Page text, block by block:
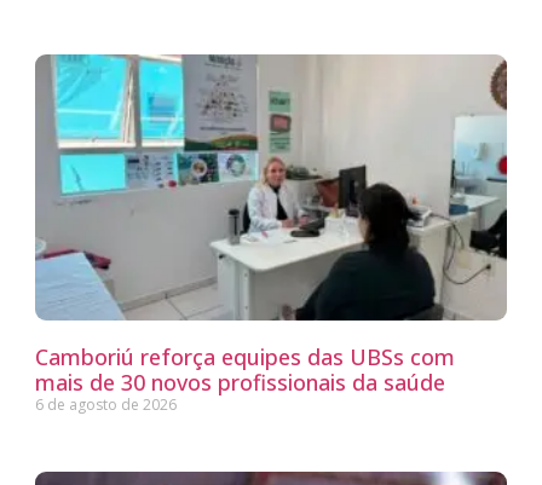
Camboriú reforça equipes das UBSs com
mais de 30 novos profissionais da saúde
6 de agosto de 2026